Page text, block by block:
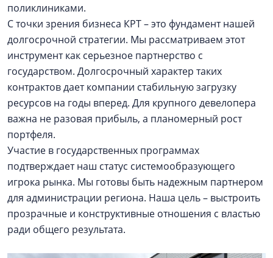
поликлиниками.
С точки зрения бизнеса КРТ – это фундамент нашей
долгосрочной стратегии. Мы рассматриваем этот
инструмент как серьезное партнерство с
государством. Долгосрочный характер таких
контрактов дает компании стабильную загрузку
ресурсов на годы вперед. Для крупного девелопера
важна не разовая прибыль, а планомерный рост
портфеля.
Участие в государственных программах
подтверждает наш статус системообразующего
игрока рынка. Мы готовы быть надежным партнером
для администрации региона. Наша цель – выстроить
прозрачные и конструктивные отношения с властью
ради общего результата.